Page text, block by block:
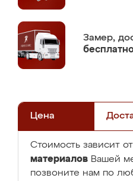
Замер,
Цена
Стоимость зависит от
материалов Вашей
позвоните нам по